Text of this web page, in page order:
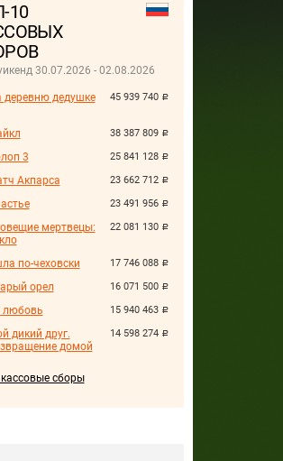
10
30.07.2026 - 02.08.2026
45 939 740 руб.
деревню дедушке
38 387 809 руб.
25 841 128 руб.
3
23 662 712 руб.
Акпарса
23 491 956 руб.
22 081 130 руб.
мертвецы:
17 746 088 руб.
по-чеховски
16 071 500 руб.
орел
15 940 463 руб.
любовь
14 598 274 руб.
дикий друг.
домой
кассовые сборы